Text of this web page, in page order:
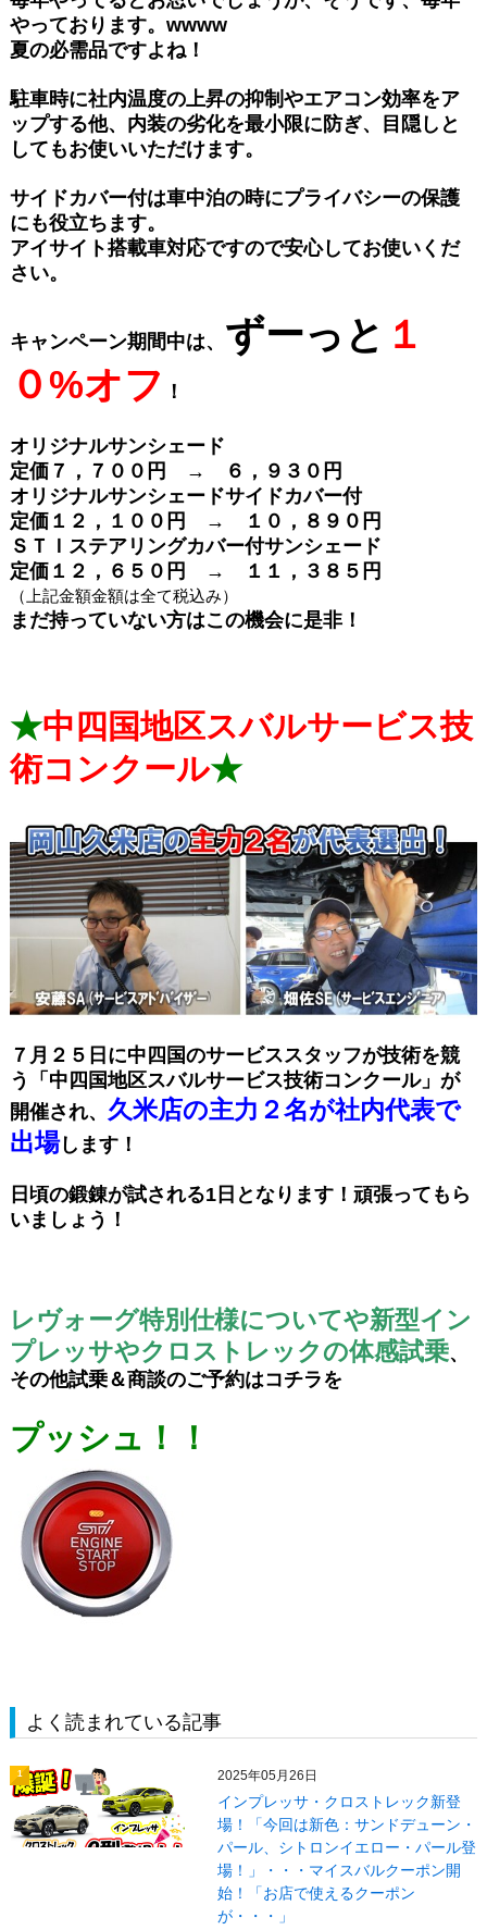
やっております。wwww
夏の必需品ですよね！
駐車時に社内温度の上昇の抑制やエアコン効率をア
ップする他、内装の劣化を最小限に防ぎ、
目隠しと
してもお使いいただけます。
サイドカバー付は車中泊の時にプライバシーの保護
にも役立ちます。
アイサイト搭載車対応ですので安心してお使いくだ
さい。
キャンペーン期間中は、 ずーっと １
０%オフ ！
オリジナルサンシェード
定価７，７００円 → ６，９３０円
オリジナルサンシェードサイドカバー付
定価１２，１００円 → １０，８９０円
ＳＴＩステアリングカバー付サンシェード
定価１２，６５０円 → １１，３８５円
（上記金額金額は全て税込み）
まだ持っていない方はこの機会に是非！
★中四国地区スバルサービス技
術コンクール★
７月２５日に中四国のサービススタッフが技術を競
う「中四国地区スバルサービス技術コンクール」が
開催され、 久米店の主力２名が社内代表で
出場します！
日頃の鍛錬が試される1日となります！頑張ってもら
いましょう！
レヴォーグ特別仕様についてや新型イン
プレッサやクロストレックの体感試乗、
その他試乗＆商談のご予約はコチラを
プッシュ！！
よく読まれている記事
1 2025年05月26日
インプレッサ・クロストレック新登
場！「今回は新色：サンドデューン・
パール、シトロンイエロー・パール登
場！」・・・マイスバルクーポン開
始！「お店で使えるクーポン
が・・・」